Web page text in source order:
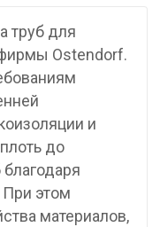
труб для
Ostendorf.
и
до
При этом
материалов,